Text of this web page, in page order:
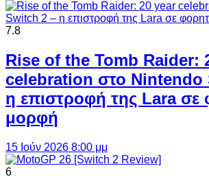
7.8
Rise of the Tomb Raider:
celebration στο Nintendo
η επιστροφή της Lara σε
μορφή
15 Ιούν 2026 8:00 μμ
6